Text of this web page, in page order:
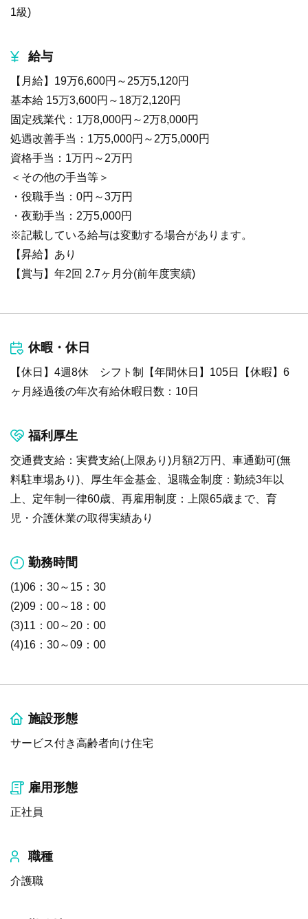
1級)
給与
【月給】19万6,600円～25万5,120円
基本給 15万3,600円～18万2,120円
固定残業代：1万8,000円～2万8,000円
処遇改善手当：1万5,000円～2万5,000円
資格手当：1万円～2万円
＜その他の手当等＞
・役職手当：0円～3万円
・夜勤手当：2万5,000円
※記載している給与は変動する場合があります。
【昇給】あり
【賞与】年2回 2.7ヶ月分(前年度実績)
休暇・休日
【休日】4週8休 シフト制【年間休日】105日【休暇】6
ヶ月経過後の年次有給休暇日数：10日
福利厚生
交通費支給：実費支給(上限あり)月額2万円、車通勤可(無
料駐車場あり)、厚生年金基金、退職金制度：勤続3年以
上、定年制一律60歳、再雇用制度：上限65歳まで、育
児・介護休業の取得実績あり
勤務時間
(1)06：30～15：30
(2)09：00～18：00
(3)11：00～20：00
(4)16：30～09：00
施設形態
サービス付き高齢者向け住宅
雇用形態
正社員
職種
介護職